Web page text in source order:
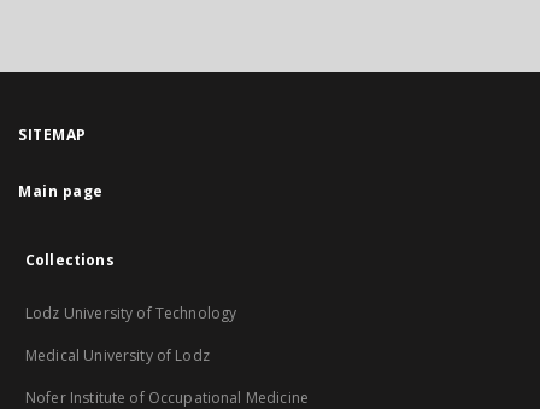
SITEMAP
Main page
Collections
Lodz University of Technology
Medical University of Lodz
Nofer Institute of Occupational Medicine